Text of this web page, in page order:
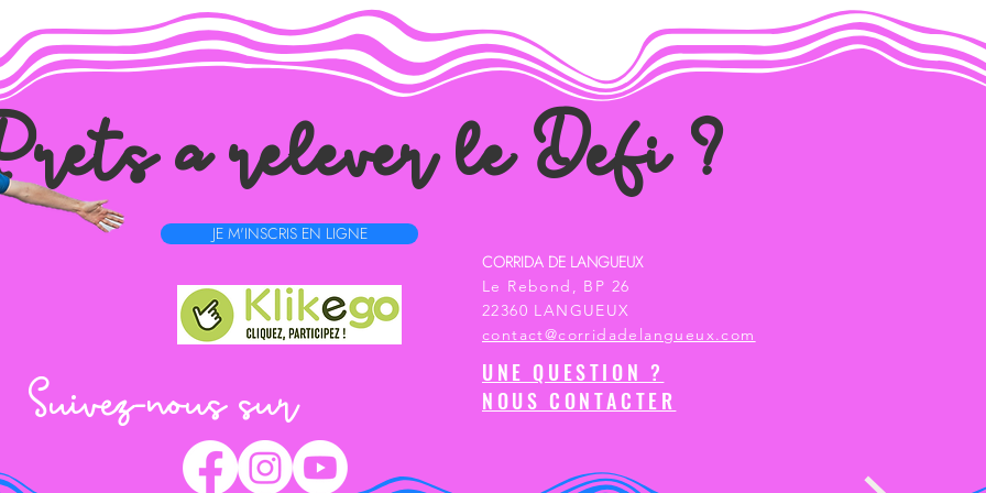
a relever le Defi ?
JE M'INSCRIS EN LIGNE
Suivez-nous sur
CORRIDA DE LANGUEUX
Le Rebond, BP 26
22360 LANGUEUX
contact@corridadelangueux.com
UNE QUESTION ?
NOUS CONTACTER